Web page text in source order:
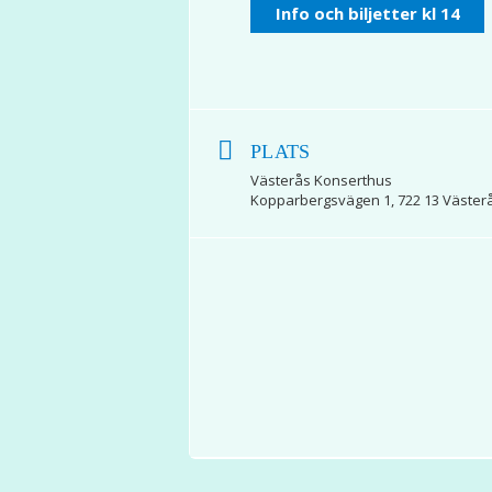
Info och biljetter kl 14
PLATS
Västerås Konserthus
Kopparbergsvägen 1, 722 13